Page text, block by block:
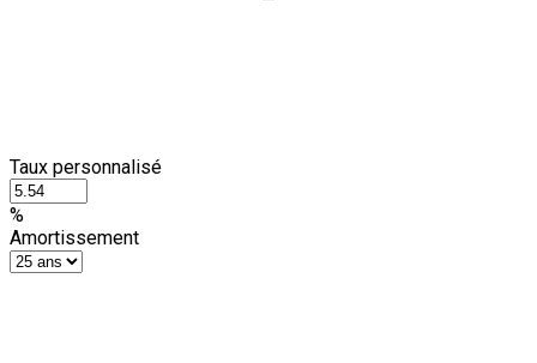
Taux personnalisé
%
Amortissement